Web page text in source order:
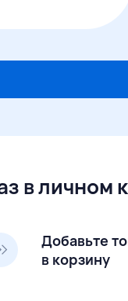
в личном
Добавьте
в корзину